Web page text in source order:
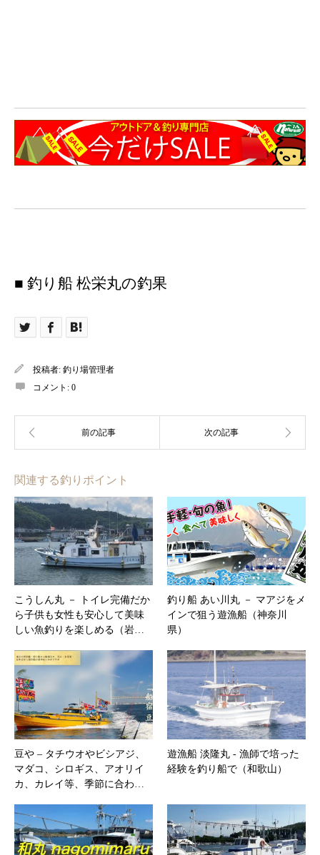
■ 釣り船 松栄丸の釣果
投稿者: 釣り場管理者
コメント: 0
関連する釣りポイント
こうしん丸 － トイレ完備だか
ら子供も女性も安心して美味
しい魚釣りを楽しめる（岩…
釣り船 あい川丸 － マアジをメ
インで狙う遊漁船（神奈川
県）
豆や – タチウオやビシアジ、
マダコ、シロギス、アオリイ
カ、カレイ等、季節に合わ…
遊漁船 淡隆丸 ‐ 漁師で培った
経験を釣り船で（和歌山）